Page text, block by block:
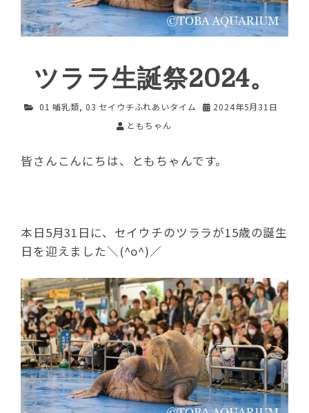
ツララ生誕祭2024。
01 哺乳類, 03 セイウチふれあいタイム
2024年5月31日
ともちゃん
皆さんこんにちは、ともちゃんです。
本日5月31日に、セイウチのツララが15歳の誕生
日を迎えました＼(^o^)／